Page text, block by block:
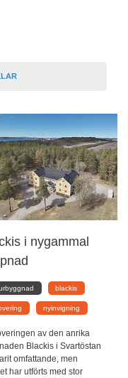
i nygammal
blackis
nyinvigning
av den anrika
Blackis i Svartöstan
omfattande, men
har utförts med stor